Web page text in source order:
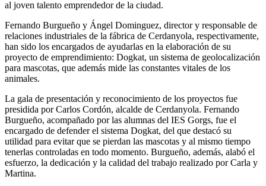
al joven talento emprendedor de la ciudad.
Fernando Burgueño y Ángel Dominguez, director y responsable de
relaciones industriales de la fábrica de Cerdanyola, respectivamente,
han sido los encargados de ayudarlas en la elaboración de su
proyecto de emprendimiento: Dogkat, un sistema de geolocalización
para mascotas, que además mide las constantes vitales de los
animales.
La gala de presentación y reconocimiento de los proyectos fue
presidida por Carlos Cordón, alcalde de Cerdanyola. Fernando
Burgueño, acompañado por las alumnas del IES Gorgs, fue el
encargado de defender el sistema Dogkat, del que destacó su
utilidad para evitar que se pierdan las mascotas y al mismo tiempo
tenerlas controladas en todo momento. Burgueño, además, alabó el
esfuerzo, la dedicación y la calidad del trabajo realizado por Carla y
Martina.